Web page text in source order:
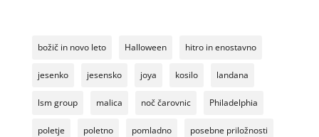
božič in novo leto Halloween hitro in enostavno
jesenko jesensko joya kosilo landana
lsm group malica noč čarovnic Philadelphia
poletje poletno pomladno posebne priložnosti